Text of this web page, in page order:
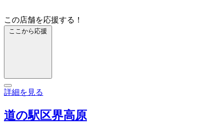
この店舗を応援する！
ここから応援
詳細を見る
道の駅区界高原